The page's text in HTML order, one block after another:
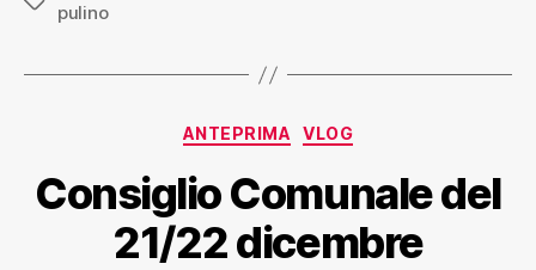
pulino
ANTEPRIMA VLOG
Consiglio Comunale del
21/22 dicembre